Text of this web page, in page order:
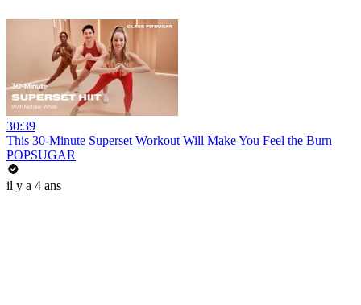
30:39
This 30-Minute Superset Workout Will Make You Feel the Burn
POPSUGAR
il y a 4 ans